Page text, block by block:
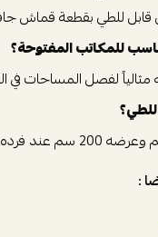
للطي بقطعة قماش جافة
للمكاتب المفتوحة؟
لفصل المساحات في
: